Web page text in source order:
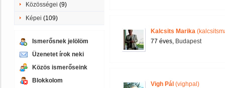
Közösségei (9)
Képei (109)
Ismerősnek jelölöm
Üzenetet írok neki
Közös ismerőseink
Blokkolom
Kalcsits Marika
77 éves, Budapest
Vigh Pál (vighpal)